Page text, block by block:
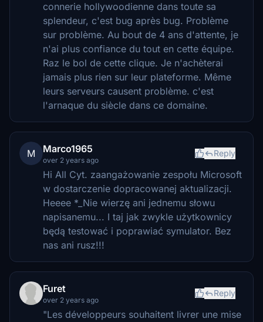
connerie hollywoodienne dans toute sa
splendeur, c'est bug après bug. Problème
sur problème. Au bout de 4 ans d'attente, je
n'ai plus confiance du tout en cette équipe.
Raz le bol de cette clique. Je n'achèterai
jamais plus rien sur leur plateforme. Même
leurs serveurs causent problème. c'est
l'arnaque du siècle dans ce domaine.
M Marco1965
over 2 years ago
Reply
Hi All Cyt. zaangażowanie zespołu Microsoft
w dostarczenie dopracowanej aktualizacji.
Heeee *_Nie wierzę ani jednemu słowu
napisanemu... I taj jak zwykle użytkownicy
będą testować i poprawiać symulator. Bez
nas ani rusz!!!
Furet
over 2 years ago
Reply
"Les développeurs souhaitent livrer une mise